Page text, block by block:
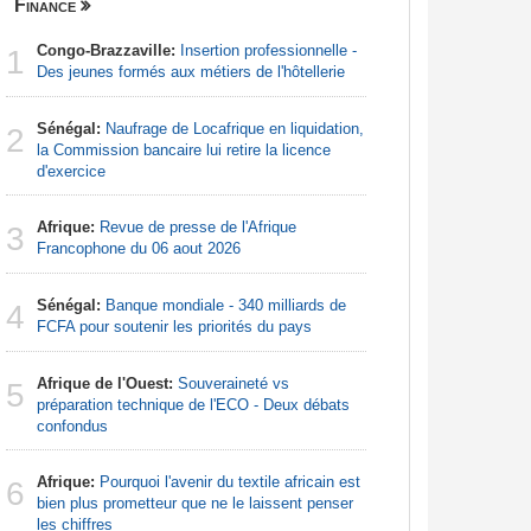
Finance
1 Congo-Brazzaville: Insertion professionnelle -
Des jeunes formés aux métiers de l'hôtellerie
2 Sénégal: Naufrage de Locafrique en liquidation,
la Commission bancaire lui retire la licence
d'exercice
3 Afrique: Revue de presse de l'Afrique
Francophone du 06 aout 2026
4 Sénégal: Banque mondiale - 340 milliards de
FCFA pour soutenir les priorités du pays
5 Afrique de l'Ouest: Souveraineté vs
préparation technique de l'ECO - Deux débats
confondus
6 Afrique: Pourquoi l'avenir du textile africain est
bien plus prometteur que ne le laissent penser
les chiffres